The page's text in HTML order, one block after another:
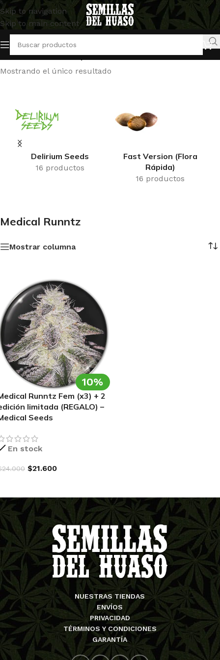
Skip to navigation
Skip to main content
Inicio/Productos etiquetados “Medical Runntz”
Mostrando el único resultado
Delirium Seeds
16 productos
Fast Version (Flora
Rápida)
16 productos
Medical Runntz
Mostrar columna
10%
Runntz Fem (x3) + 2
limitada (REGALO) –
Seeds
En stock
24.000 $21.600
NUESTRAS TIENDAS
ENVÍOS
PRIVACIDAD
TÉRMINOS Y CONDICIONES
GARANTÍA